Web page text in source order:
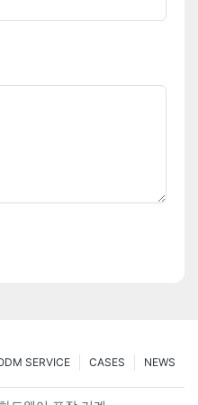
NEWS
CASES
SERVICE